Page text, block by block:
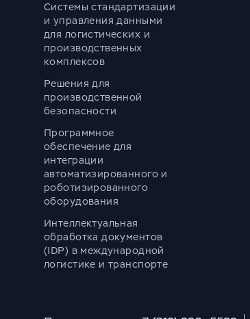
Системы стандартизации
и управления данными
для логистических и
производственных
комплексов
Решения для
производственной
безопасности
Программное
обеспечение для
интеграции
автоматизированного и
роботизированного
оборудования
Интеллектуальная
обработка документов
(IDP) в международной
логистике и транспорте